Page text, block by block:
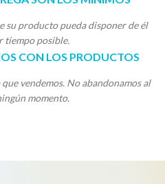
su producto pueda disponer de él
tiempo posible.
CON LOS PRODUCTOS
vendemos. No abandonamos al
momento.